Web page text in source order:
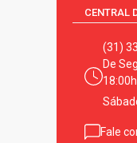
CENTRAL
(31)
De
Fale